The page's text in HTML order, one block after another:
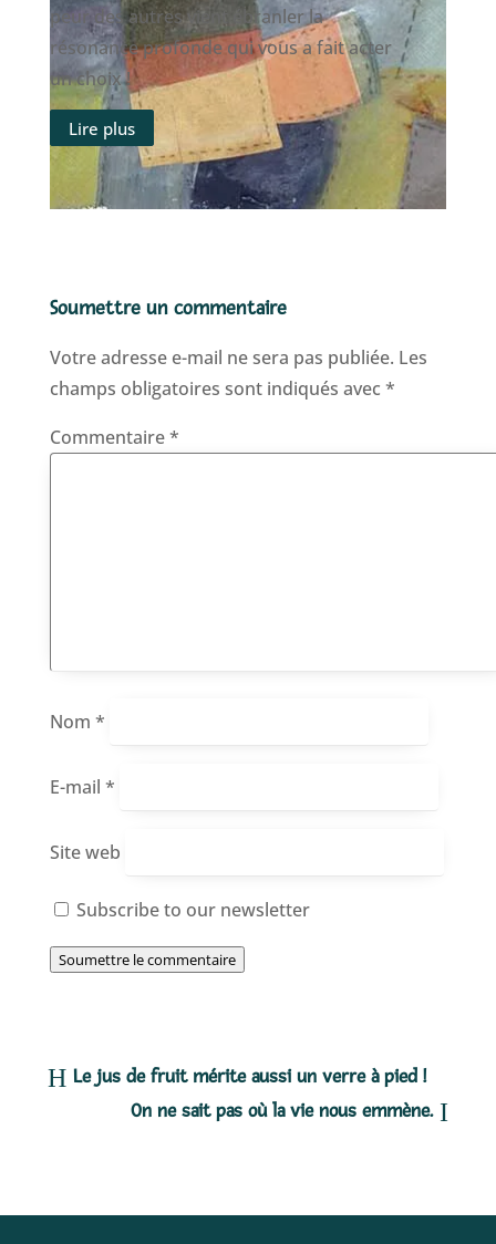
peur des autres vient ébranler la
résonance profonde qui vous a fait acter
un choix !
Lire plus
Soumettre un commentaire
Votre adresse e-mail ne sera pas publiée. Les
champs obligatoires sont indiqués avec *
Commentaire*
Nom *
E-mail *
Site web
Subscribe to our newsletter
Soumettre le commentaire
Le jus de fruit mérite aussi un verre à pied !
On ne sait pas où la vie nous emmène.